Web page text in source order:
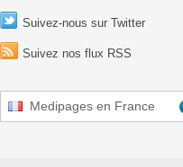
Suivez-nous sur Twitter
Suivez nos flux RSS
Medipages en France